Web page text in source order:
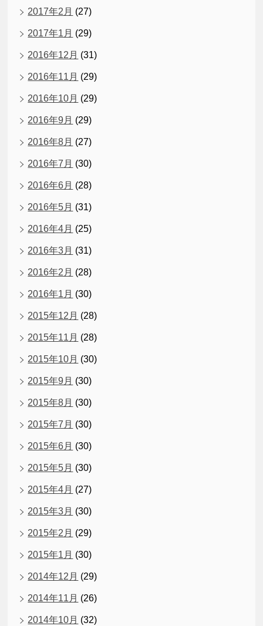
2017年2月 (27)
2017年1月 (29)
2016年12月 (31)
2016年11月 (29)
2016年10月 (29)
2016年9月 (29)
2016年8月 (27)
2016年7月 (30)
2016年6月 (28)
2016年5月 (31)
2016年4月 (25)
2016年3月 (31)
2016年2月 (28)
2016年1月 (30)
2015年12月 (28)
2015年11月 (28)
2015年10月 (30)
2015年9月 (30)
2015年8月 (30)
2015年7月 (30)
2015年6月 (30)
2015年5月 (30)
2015年4月 (27)
2015年3月 (30)
2015年2月 (29)
2015年1月 (30)
2014年12月 (29)
2014年11月 (26)
2014年10月 (32)